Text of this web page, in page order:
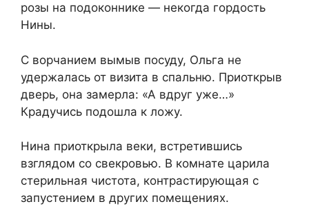
розы на подоконнике — некогда гордость
Нины.
С ворчанием вымыв посуду, Ольга не
удержалась от визита в спальню. Приоткрыв
дверь, она замерла: «А вдруг уже…»
Крадучись подошла к ложу.
Нина приоткрыла веки, встретившись
взглядом со свекровью. В комнате царила
стерильная чистота, контрастирующая с
запустением в других помещениях.